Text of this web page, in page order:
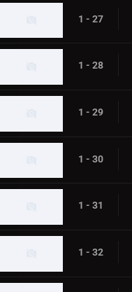
1 - 27
1 - 28
1 - 29
1 - 30
1 - 31
1 - 32